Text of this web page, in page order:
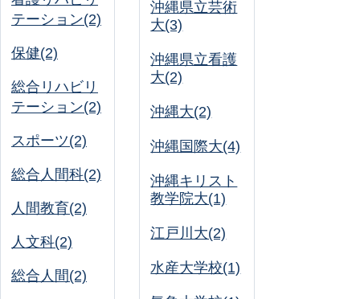
テーション(2)
保健(2)
総合リハビリ
テーション(2)
スポーツ(2)
総合人間科(2)
人間教育(2)
人文科(2)
総合人間(2)
沖縄県立芸術
大(3)
沖縄県立看護
大(2)
沖縄大(2)
沖縄国際大(4)
沖縄キリスト
教学院大(1)
江戸川大(2)
水産大学校(1)